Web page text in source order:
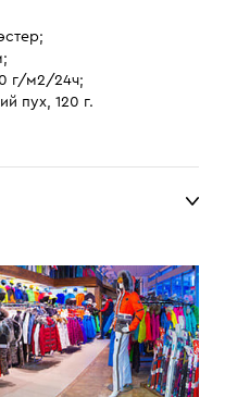
г/м2/24ч;
пух, 120 г.